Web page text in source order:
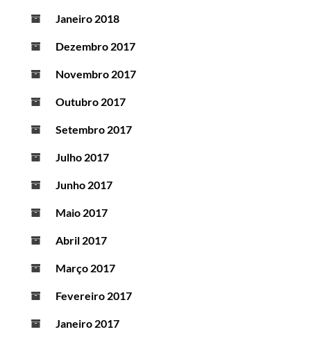
Janeiro 2018
Dezembro 2017
Novembro 2017
Outubro 2017
Setembro 2017
Julho 2017
Junho 2017
Maio 2017
Abril 2017
Março 2017
Fevereiro 2017
Janeiro 2017